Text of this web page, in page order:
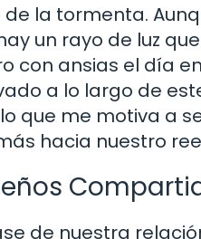
la tormenta.
un rayo de luz
con ansias el día
a lo largo de
que me motiva a
hacia nuestro
de nuestra